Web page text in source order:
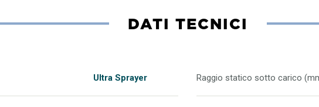
DATI TECNICI
Ultra Sprayer Raggio statico sotto carico